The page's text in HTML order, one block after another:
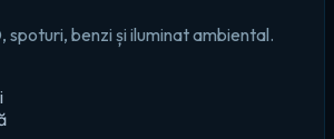
spoturi, benzi și iluminat ambiental.